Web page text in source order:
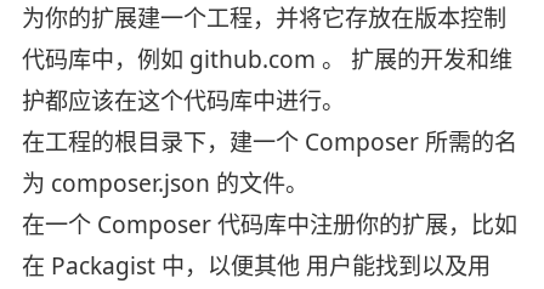
为你的扩展建一个工程，并将它存放在版本控制
代码库中，例如 github.com 。 扩展的开发和维
护都应该在这个代码库中进行。
在工程的根目录下，建一个 Composer 所需的名
为 composer.json 的文件。
在一个 Composer 代码库中注册你的扩展，比如
在 Packagist 中，以便其他 用户能找到以及用